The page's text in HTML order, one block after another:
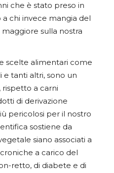
che è stato preso in
chi invece mangia del
sulla nostra
scelte alimentari come
e tanti altri, sono un
rispetto a carni
di derivazione
pericolosi per il nostro
sostiene da
siano associati a
a carico del
retto, di diabete e di